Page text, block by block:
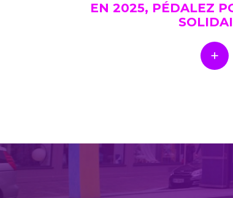
EN 2025, PÉDALEZ